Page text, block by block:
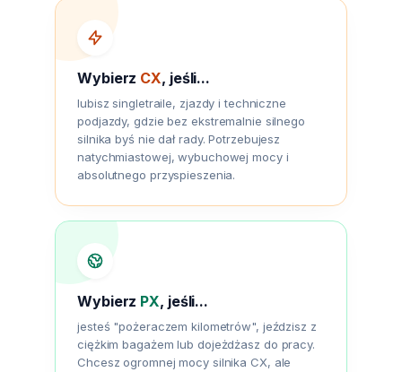
Wybierz CX, jeśli...
lubisz singletraile, zjazdy i techniczne
podjazdy, gdzie bez ekstremalnie silnego
silnika byś nie dał rady. Potrzebujesz
natychmiastowej, wybuchowej mocy i
absolutnego przyspieszenia.
Wybierz PX, jeśli...
jesteś "pożeraczem kilometrów", jeździsz z
ciężkim bagażem lub dojeżdżasz do pracy.
Chcesz ogromnej mocy silnika CX, ale